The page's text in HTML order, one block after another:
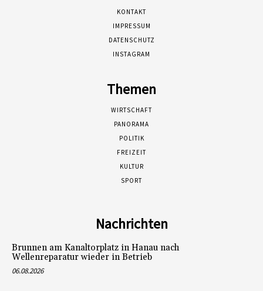
KONTAKT
IMPRESSUM
DATENSCHUTZ
INSTAGRAM
Themen
WIRTSCHAFT
PANORAMA
POLITIK
FREIZEIT
KULTUR
SPORT
Nachrichten
Brunnen am Kanaltorplatz in Hanau nach
Wellenreparatur wieder in Betrieb
06.08.2026